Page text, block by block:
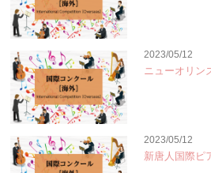
2023/05/12
ニューオリン
2023/05/12
新唐人国際ピ